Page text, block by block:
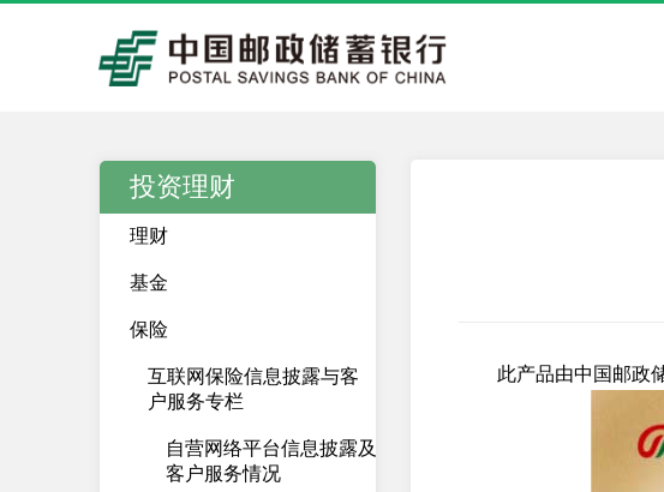
投资理财
理财
基金
保险
互联网保险信息披露与客
户服务专栏
自营网络平台信息披露及
客户服务情况
此产品由中国邮政